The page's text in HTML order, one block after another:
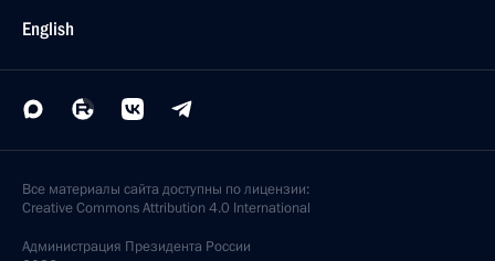
English
Все материалы сайта доступны по лицензии:
Creative Commons Attribution 4.0 International
Администрация Президента России